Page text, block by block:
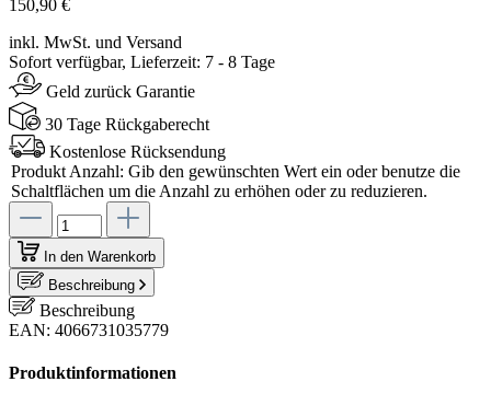
150,90 €
inkl. MwSt. und Versand
Sofort verfügbar, Lieferzeit: 7 - 8 Tage
Geld zurück Garantie
30 Tage Rückgaberecht
Kostenlose Rücksendung
Produkt Anzahl: Gib den gewünschten Wert ein oder benutze die
Schaltflächen um die Anzahl zu erhöhen oder zu reduzieren.
In den Warenkorb
Beschreibung
Beschreibung
EAN: 4066731035779
Produktinformationen